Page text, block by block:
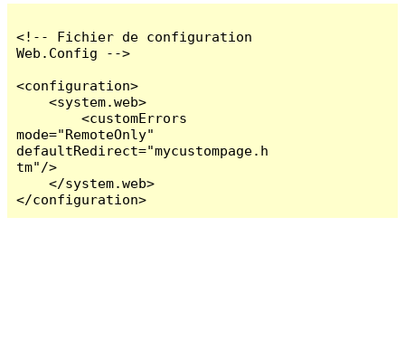
<!-- Fichier de configuration
Web.Config -->
<configuration>
    <system.web>
        <customErrors
mode="RemoteOnly"
defaultRedirect="mycustompage.h
tm"/>
    </system.web>
</configuration>